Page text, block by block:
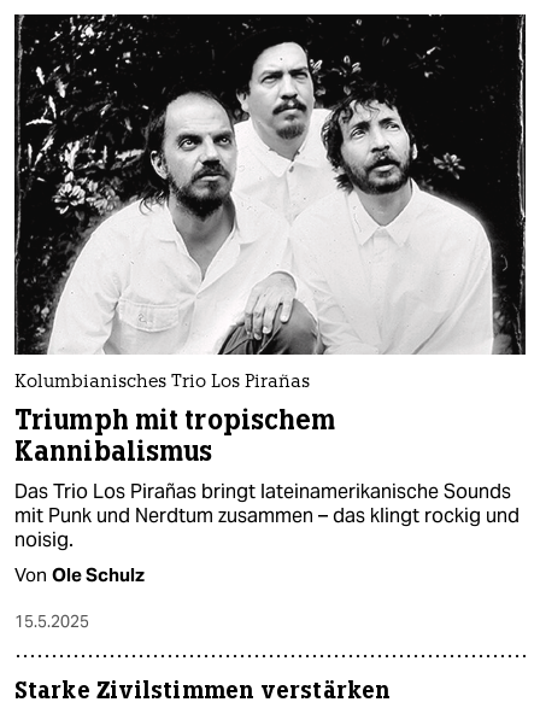
Kolumbianisches Trio Los Pirañas
Triumph mit tropischem
Kannibalismus
Das Trio Los Pirañas bringt lateinamerikanische Sounds
mit Punk und Nerdtum zusammen – das klingt rockig und
noisig.
Von Ole Schulz
15.5.2025
Starke Zivilstimmen verstärken